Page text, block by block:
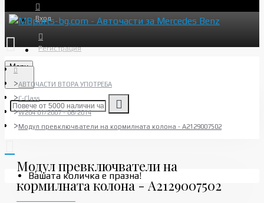
Вход
Регистрация
Menu
Вашата количка е празна!
АВТОЧАСТИ ВТОРА УПОТРЕБА
C-Class
W204 01/2007 - 06/2014
Модул превключватели на кормилната колона - A2129007502
Модул превключватели на
кормилната колона - A2129007502